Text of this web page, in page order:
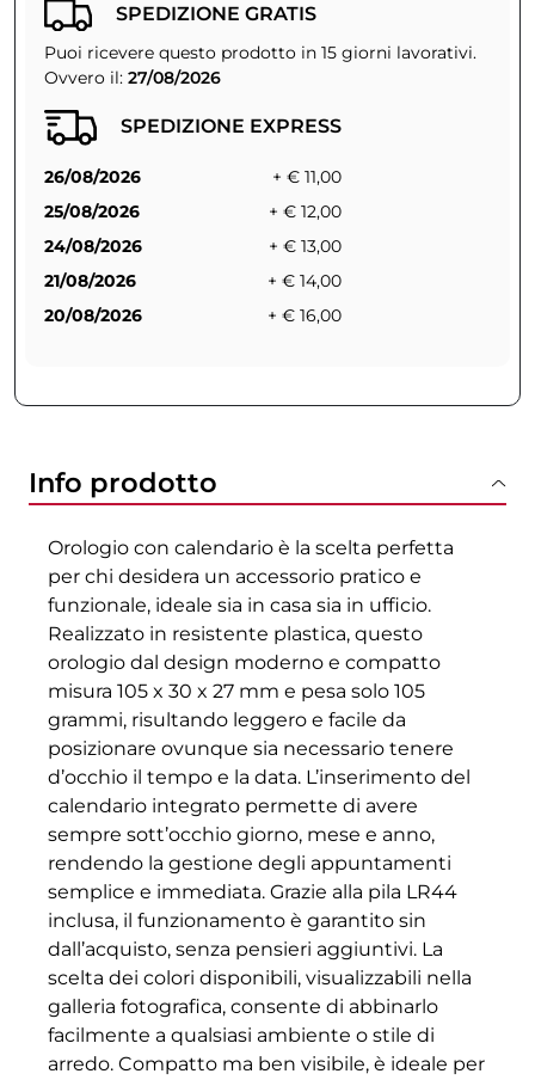
SPEDIZIONE GRATIS
Puoi ricevere questo prodotto in 15 giorni lavorativi.
Ovvero il: 27/08/2026
SPEDIZIONE EXPRESS
26/08/2026
+ € 11,00
25/08/2026
+ € 12,00
24/08/2026
+ € 13,00
21/08/2026
+ € 14,00
20/08/2026
+ € 16,00
Info prodotto
Orologio con calendario è la scelta perfetta
per chi desidera un accessorio pratico e
funzionale, ideale sia in casa sia in ufficio.
Realizzato in resistente plastica, questo
orologio dal design moderno e compatto
misura 105 x 30 x 27 mm e pesa solo 105
grammi, risultando leggero e facile da
posizionare ovunque sia necessario tenere
d’occhio il tempo e la data. L’inserimento del
calendario integrato permette di avere
sempre sott’occhio giorno, mese e anno,
rendendo la gestione degli appuntamenti
semplice e immediata. Grazie alla pila LR44
inclusa, il funzionamento è garantito sin
dall’acquisto, senza pensieri aggiuntivi. La
scelta dei colori disponibili, visualizzabili nella
galleria fotografica, consente di abbinarlo
facilmente a qualsiasi ambiente o stile di
arredo. Compatto ma ben visibile, è ideale per